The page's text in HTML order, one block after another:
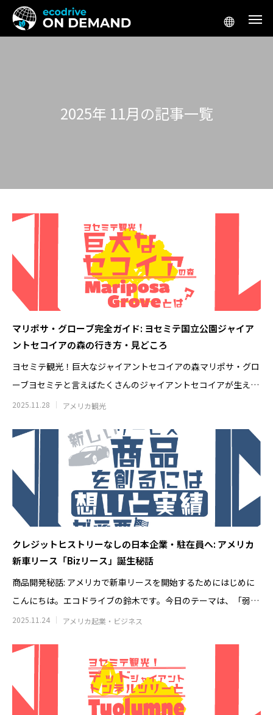
アメリカ生活／移住
テスラ「Supercharger for Business」
とは？店舗にスーパーチャージャーを設
置 駐車場4台から考えるEV充電集客
2026.07.08
駐在員・留学生の
2026.04.28
米国起業の失敗談｜プリウス30台の貸
し出しで5万ドル損失、得た3つの教訓
2026.08.02
アメリカ起業の
うはずだった車
2026.07.25
のか｜アラスカで見た日清食品の世界展
開のすごさ
2025年 11月の記事一覧
マリポサ・グローブ完全ガイド: ヨセミテ国立公園ジャイア
ントセコイアの森の行き方・見どころ
ヨセミテ観光！巨大なジャイアントセコイアの森マリポサ・グロ
ーブヨセミテと言えばたくさんのジャイアントセコイアが生えて
いることで有名で
2025.11.28 アメリカ観光
クレジットヒストリーなしの日本企業・駐在員へ: アメリカ
新車リース「Bizリース」誕生秘話
商品開発秘話: アメリカで新車リースを開始するためにはじめに
こんにちは。エコドライブの鈴木です。今日のテーマは、「弱者
が強い
2025.11.24 アメリカ起業・ビジネス